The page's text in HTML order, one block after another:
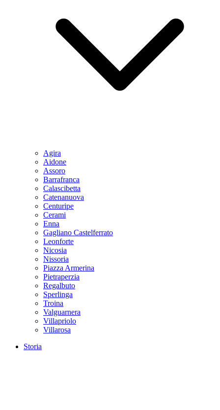
Agira
Aidone
Assoro
Barrafranca
Calascibetta
Catenanuova
Centuripe
Cerami
Enna
Gagliano Castelferrato
Leonforte
Nicosia
Nissoria
Piazza Armerina
Pietraperzia
Regalbuto
Sperlinga
Troina
Valguarnera
Villapriolo
Villarosa
Storia